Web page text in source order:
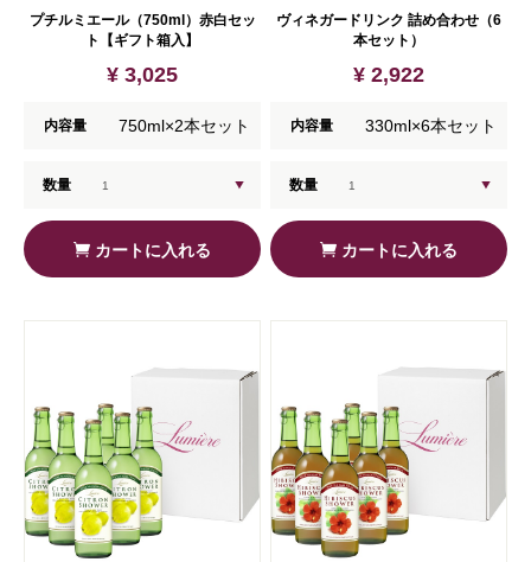
プチルミエール（750ml）赤白セッ
ト【ギフト箱入】
¥ 3,025
内容量 750ml×2本セット
数量
カートに入れる
ヴィネガードリンク 詰め合わせ（6
本セット）
¥ 2,922
内容量 330ml×6本セット
数量
カートに入れる